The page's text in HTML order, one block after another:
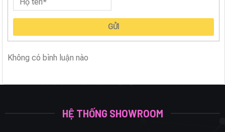
GỬI
Không có bình luận nào
HỆ THỐNG SHOWROOM